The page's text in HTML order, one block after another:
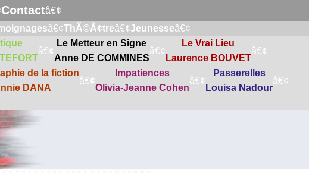
Contactâ€¢
â€¢ThÃ©Ã¢treâ€¢Jeunesseâ€¢
â€¢
Le Metteur en Signe
Anne DE COMMINES
â€¢
Le Vrai Lieu
Laurence BOUVET
â€¢
de la fiction
DANA
â€¢
Impatiences
Olivia-Jeanne Cohen
â€¢
Passerelles
Louisa Nadour
â€¢